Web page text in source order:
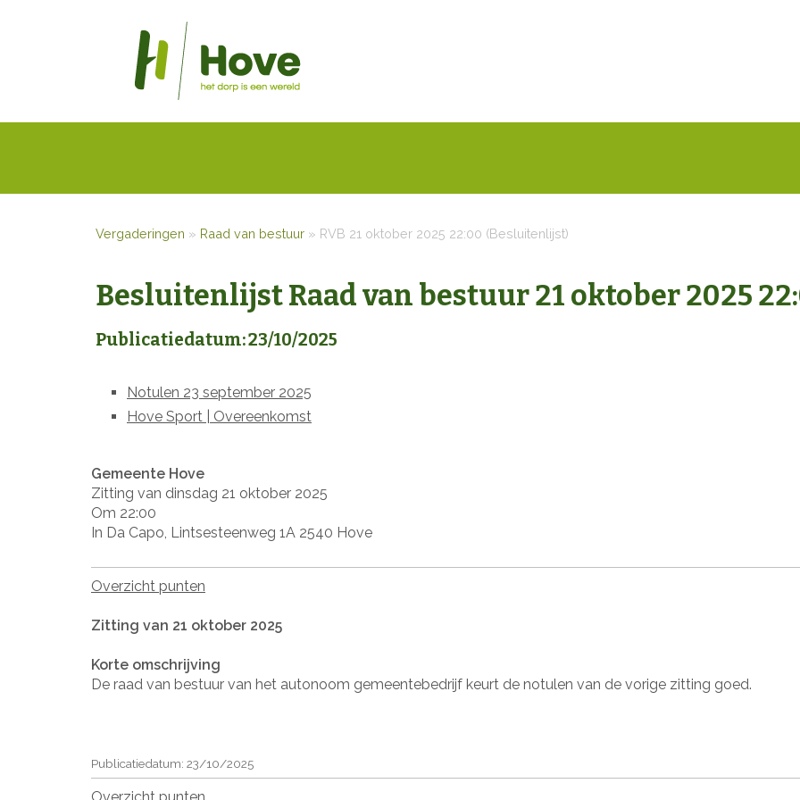
Vergaderingen » Raad van bestuur » RVB 21 oktober 2025 22:00 (Besluitenlijst)
Besluitenlijst Raad van bestuur 21 oktober 2025
Publicatiedatum: 23/10/2025
Notulen 23 september 2025
Hove Sport | Overeenkomst
Gemeente Hove
Zitting van dinsdag 21 oktober 2025
Om 22:00
In Da Capo, Lintsesteenweg 1A 2540 Hove
Overzicht punten
Zitting van 21 oktober 2025
Korte omschrijving
De raad van bestuur van het autonoom gemeentebedrijf keurt de notulen van de vorige zitting goed.
Publicatiedatum: 23/10/2025